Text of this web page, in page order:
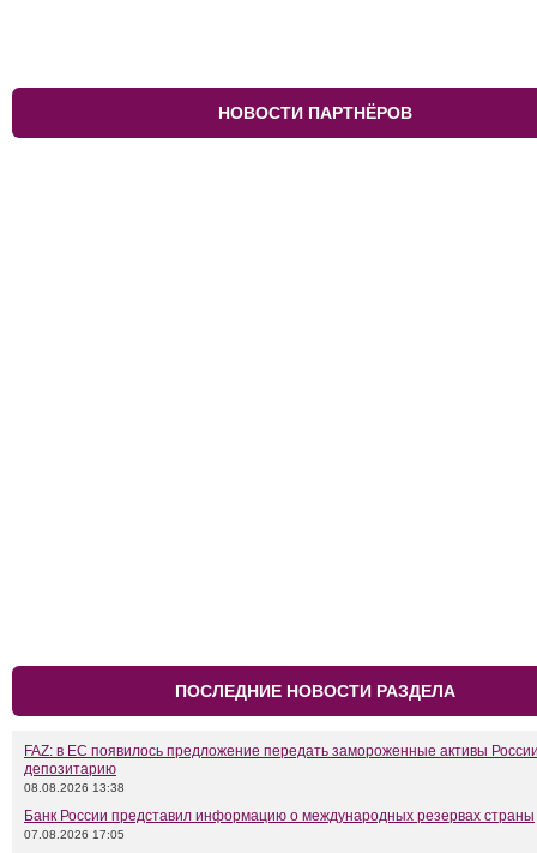
НОВОСТИ ПАРТНЁРОВ
ПОСЛЕДНИЕ НОВОСТИ РАЗДЕЛА
FAZ: в ЕС появилось предложение передать замороженные активы
депозитарию
08.08.2026 13:38
Банк России представил информацию о международных резервах страны
07.08.2026 17:05